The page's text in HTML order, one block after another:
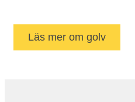
Läs mer om golv